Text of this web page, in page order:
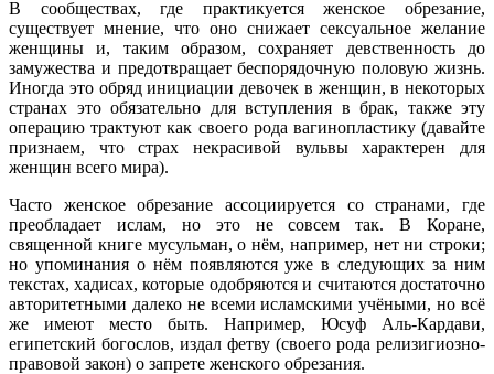
В сообществах, где практикуется женское обрезание,
существует мнение, что оно снижает сексуальное желание
женщины и, таким образом, сохраняет девственность до
замужества и предотвращает беспорядочную половую жизнь.
Иногда это обряд инициации девочек в женщин, в некоторых
странах это обязательно для вступления в брак, также эту
операцию трактуют как своего рода вагинопластику (давайте
признаем, что страх некрасивой вульвы характерен для
женщин всего мира).
Часто женское обрезание ассоциируется со странами, где
преобладает ислам, но это не совсем так. В Коране,
священной книге мусульман, о нём, например, нет ни строки;
но упоминания о нём появляются уже в следующих за ним
текстах, хадисах, которые одобряются и считаются достаточно
авторитетными далеко не всеми исламскими учёными, но всё
же имеют место быть. Например, Юсуф Аль-Кардави,
египетский богослов, издал фетву (своего рода релизигиозно-
правовой закон) о запрете женского обрезания.